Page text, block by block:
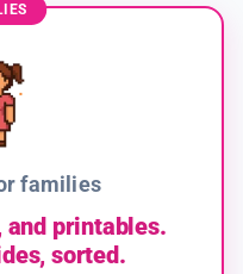
families
and printables.
sorted.